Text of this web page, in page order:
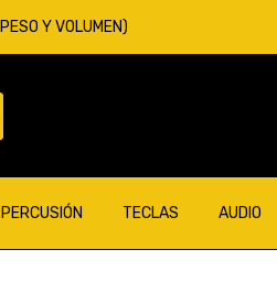
Y VOLUMEN)
TECLAS AUDIO